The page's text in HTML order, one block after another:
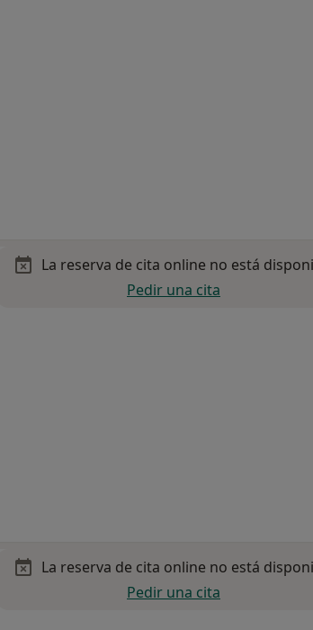
La reserva de cita online no está
Pedir una cita
La reserva de cita online no está
Pedir una cita